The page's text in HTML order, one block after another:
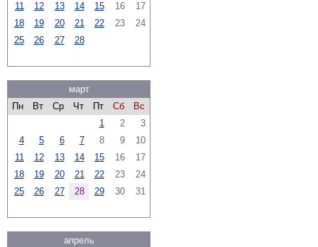
11
12 13 14 15 16
17
18
19 20 21 22 23
24
25
26 27 28
март
Пн
Вт Ср Чт Пт Сб
Вс
1
2
3
4
5 6 7 8 9
10
11
12 13 14 15 16
17
18
19 20 21 22 23
24
25
26 27 28 29 30 31
апрель